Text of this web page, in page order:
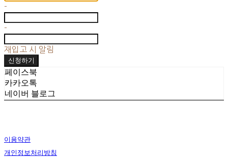
-
-
재입고 시 알림
신청하기
페이스북
카카오톡
네이버 블로그
이용약관
개인정보처리방침